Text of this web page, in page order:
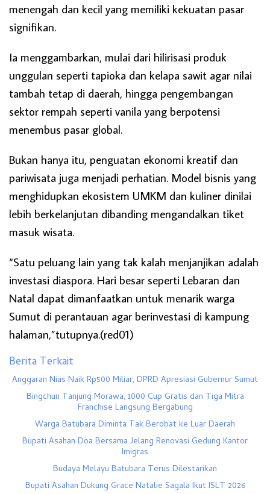
menengah dan kecil yang memiliki kekuatan pasar
signifikan.
Ia menggambarkan, mulai dari hilirisasi produk
unggulan seperti tapioka dan kelapa sawit agar nilai
tambah tetap di daerah, hingga pengembangan
sektor rempah seperti vanila yang berpotensi
menembus pasar global.
Bukan hanya itu, penguatan ekonomi kreatif dan
pariwisata juga menjadi perhatian. Model bisnis yang
menghidupkan ekosistem UMKM dan kuliner dinilai
lebih berkelanjutan dibanding mengandalkan tiket
masuk wisata.
“Satu peluang lain yang tak kalah menjanjikan adalah
investasi diaspora. Hari besar seperti Lebaran dan
Natal dapat dimanfaatkan untuk menarik warga
Sumut di perantauan agar berinvestasi di kampung
halaman,”tutupnya.(red01)
Berita Terkait
Anggaran Nias Naik Rp500 Miliar, DPRD Apresiasi Gubernur Sumut
Bingchun Tanjung Morawa, 1000 Cup Gratis dan Tiga Mitra
Franchise Langsung Bergabung
Warga Batubara Diminta Tak Berobat ke Luar Daerah
Bupati Asahan Doa Bersama Jelang Renovasi Gedung Kantor
Imigras
Budaya Melayu Batubara Terus Dilestarikan
Bupati Asahan Dukung Grace Natalie Sagala Ikut ISLT 2026